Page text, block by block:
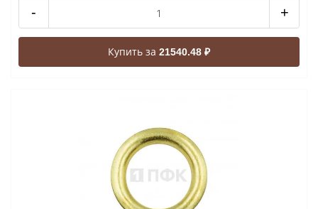
- +
Купить за 21540.48 ₽